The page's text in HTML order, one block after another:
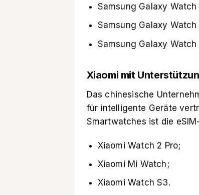
Samsung Galaxy Watch
Samsung Galaxy
Samsung Galaxy Watch
Xiaomi mit
Das chinesische
für intelligente Geräte
Smartwatches ist die
Xiaomi Watch 2 Pro;
Xiaomi Mi Watch;
Xiaomi Watch S3.